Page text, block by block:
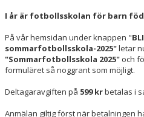
I år är fotbollsskolan för barn
På vår hemsidan under knappen "
sommarfotbollsskola-2025"letar
"Sommarfotbollsskola 2025" och
formuläret så noggrant som möjligt.
Deltagaravgiften på 599 krbetalas i
Anmälan giltig först när betalningen